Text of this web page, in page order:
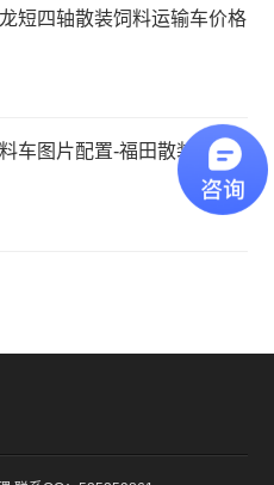
短四轴散装饲料运输车价格
车图片配置-福田散装饲料